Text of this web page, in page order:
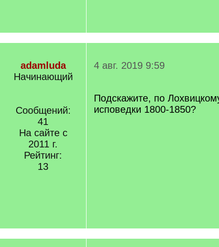
adamluda
Начинающий
Сообщений:
41
На сайте с
2011 г.
Рейтинг:
13
4 авг. 2019 9:59
Подскажите, по
исповедки 1800-1850?